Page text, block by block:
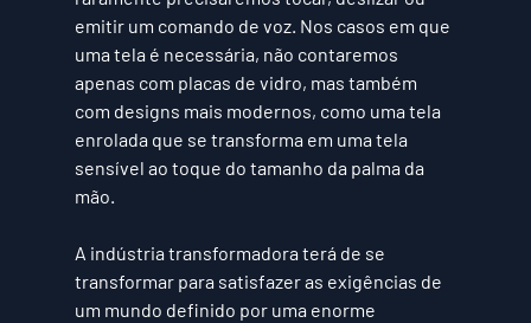
emitir um comando de voz. Nos casos em que
uma tela é necessária, não contaremos
apenas com placas de vidro, mas também
com designs mais modernos, como uma tela
enrolada que se transforma em uma tela
sensível ao toque do tamanho da palma da
mão.
A indústria transformadora terá de se
transformar para satisfazer as exigências de
um mundo definido por uma enorme